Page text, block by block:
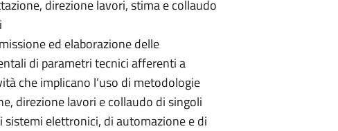
direzione lavori, stima e collaudo
ed elaborazione delle
di parametri tecnici afferenti a
che implicano l’uso di metodologie
direzione lavori e collaudo di singoli
elettronici, di automazione e di